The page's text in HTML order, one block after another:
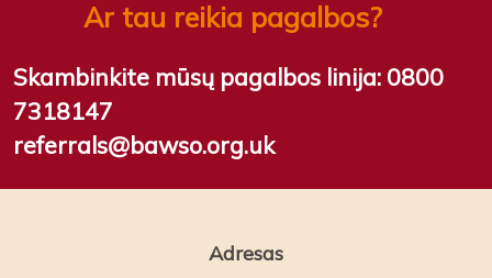
Ar tau reikia pagalbos?
Skambinkite mūsų pagalbos linija: 0800
7318147
referrals@bawso.org.uk
Adresas